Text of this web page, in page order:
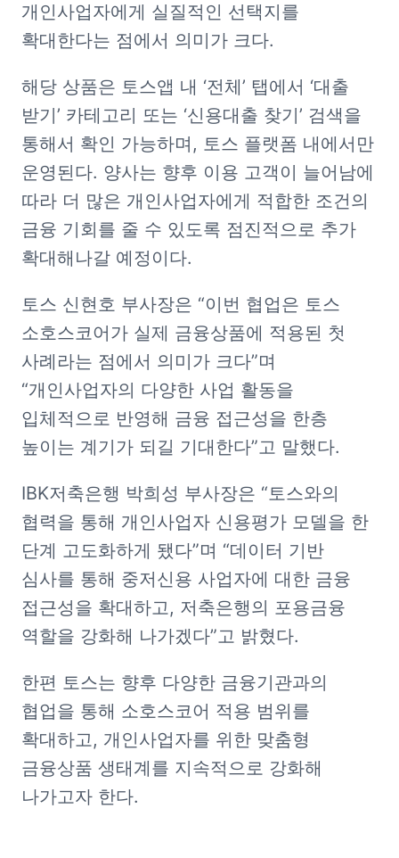
개인사업자에게 실질적인 선택지를
확대한다는 점에서 의미가 크다.
해당 상품은 토스앱 내 ‘전체’ 탭에서 ‘대출
받기’ 카테고리 또는 ‘신용대출 찾기’ 검색을
통해서 확인 가능하며, 토스 플랫폼 내에서만
운영된다. 양사는 향후 이용 고객이 늘어남에
따라 더 많은 개인사업자에게 적합한 조건의
금융 기회를 줄 수 있도록 점진적으로 추가
확대해나갈 예정이다.
토스 신현호 부사장은 “이번 협업은 토스
소호스코어가 실제 금융상품에 적용된 첫
사례라는 점에서 의미가 크다”며
“개인사업자의 다양한 사업 활동을
입체적으로 반영해 금융 접근성을 한층
높이는 계기가 되길 기대한다”고 말했다.
IBK저축은행 박희성 부사장은 “토스와의
협력을 통해 개인사업자 신용평가 모델을 한
단계 고도화하게 됐다”며 “데이터 기반
심사를 통해 중저신용 사업자에 대한 금융
접근성을 확대하고, 저축은행의 포용금융
역할을 강화해 나가겠다”고 밝혔다.
한편 토스는 향후 다양한 금융기관과의
협업을 통해 소호스코어 적용 범위를
확대하고, 개인사업자를 위한 맞춤형
금융상품 생태계를 지속적으로 강화해
나가고자 한다.